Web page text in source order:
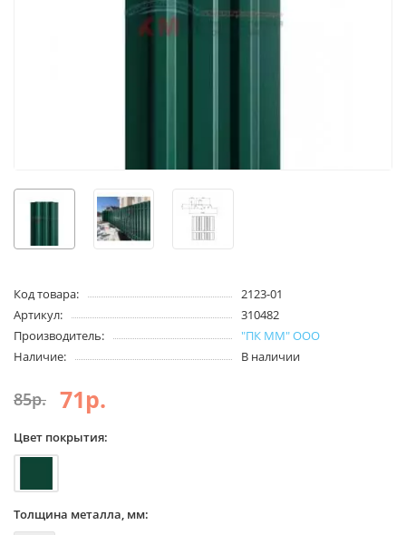
Код товара:
2123-01
Артикул:
310482
Производитель:
"ПК ММ" ООО
Наличие:
В наличии
85р. 71р.
Цвет покрытия:
Толщина металла, мм: